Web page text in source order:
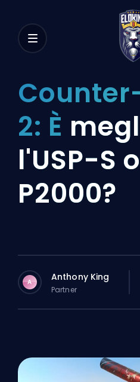
2: È
l'USP-S
P2000?
A Anthony King
Partner